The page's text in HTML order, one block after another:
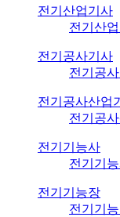
전기산업기사
전기산업
전기공사기사
전기공사
전기공사산업
전기공
전기기능사
전기기능
전기기능장
전기기능